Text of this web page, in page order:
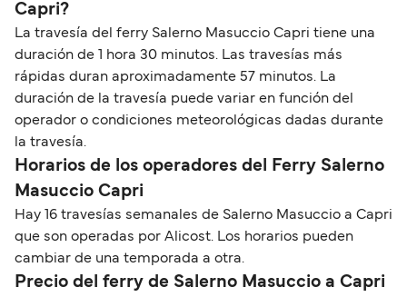
Capri?
La travesía del ferry Salerno Masuccio Capri tiene una
duración de 1 hora 30 minutos. Las travesías más
rápidas duran aproximadamente 57 minutos. La
duración de la travesía puede variar en función del
operador o condiciones meteorológicas dadas durante
la travesía.
Horarios de los operadores del Ferry Salerno
Masuccio Capri
Hay 16 travesías semanales de Salerno Masuccio a Capri
que son operadas por Alicost. Los horarios pueden
cambiar de una temporada a otra.
Precio del ferry de Salerno Masuccio a Capri